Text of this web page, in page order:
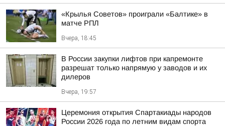
«Крылья Советов» проиграли «Балтике» в
матче РПЛ
Вчера, 18:45
В России закупки лифтов при капремонте
разрешат только напрямую у заводов и их
дилеров
Вчера, 19:57
Церемония открытия Спартакиады народов
России 2026 года по летним видам спорта